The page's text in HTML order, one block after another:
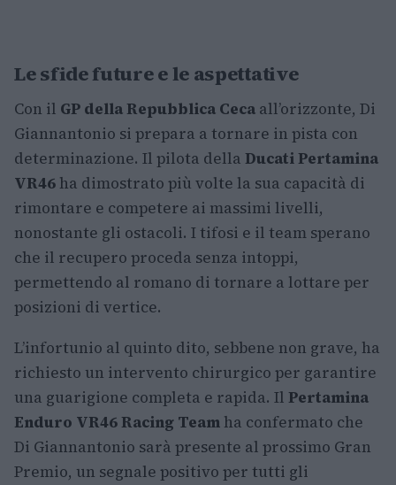
Le sfide future e le aspettative
Con il GP della Repubblica Ceca all’orizzonte, Di
Giannantonio si prepara a tornare in pista con
determinazione. Il pilota della Ducati Pertamina
VR46 ha dimostrato più volte la sua capacità di
rimontare e competere ai massimi livelli,
nonostante gli ostacoli. I tifosi e il team sperano
che il recupero proceda senza intoppi,
permettendo al romano di tornare a lottare per
posizioni di vertice.
L’infortunio al quinto dito, sebbene non grave, ha
richiesto un intervento chirurgico per garantire
una guarigione completa e rapida. Il Pertamina
Enduro VR46 Racing Team ha confermato che
Di Giannantonio sarà presente al prossimo Gran
Premio, un segnale positivo per tutti gli